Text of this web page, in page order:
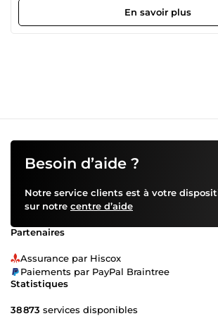
En savoir plus
Besoin d’aide ?
Notre service clients est à votre
sur notre centre d’aide
Partenaires
Assurance par Hiscox
Paiements par PayPal Braintree
Statistiques
38 873 services disponibles